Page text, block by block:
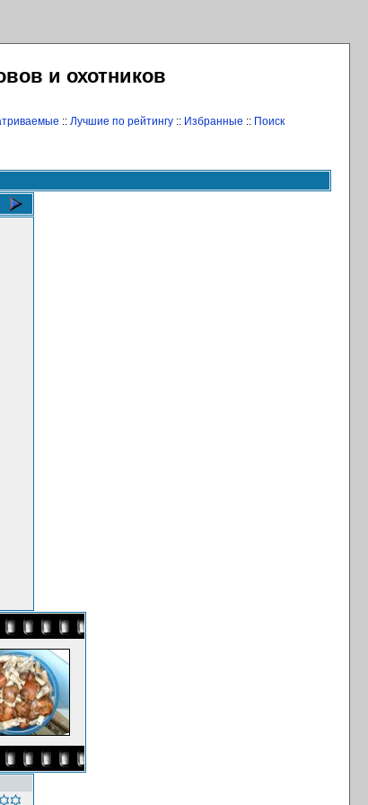
и охотников
:: Лучшие по рейтингу:: Избранные :: Поиск